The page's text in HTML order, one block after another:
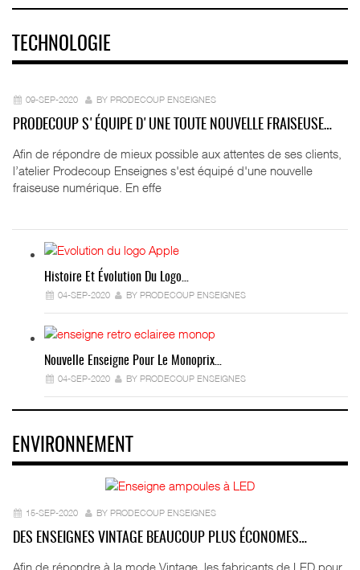
TECHNOLOGIE
09-SEP-2020 BY PRODECOUP ENSEIGNES
PRODECOUP S'ÉQUIPE D'UNE TOUTE NOUVELLE FRAISEUSE…
Afin de répondre de mieux possible aux attentes de ses clients,
l’atelier Prodecoup Enseignes s'est équipé d'une nouvelle
fraiseuse numérique. En effe
Histoire Et Évolution Du Logo…
04-SEP-2020 BY PRODECOUP ENSEIGNES
Nouvelle Enseigne Pour Le Monoprix…
04-SEP-2020 BY PRODECOUP ENSEIGNES
ENVIRONNEMENT
15-SEP-2020 BY PRODECOUP ENSEIGNES
DES ENSEIGNES VINTAGE BEAUCOUP PLUS ÉCONOMES…
Afin de répondre à la mode Vintage, les fabricants de LED pour